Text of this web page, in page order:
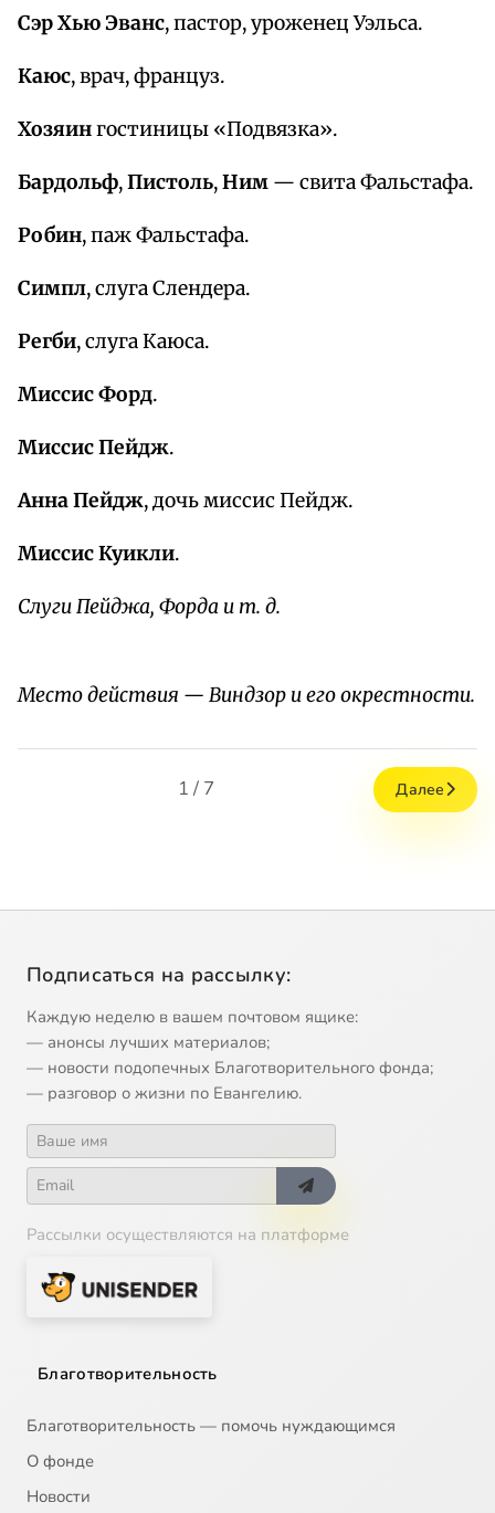
Сэр Хью Эванс, пастор, уроженец Уэльса.
Каюс, врач, француз.
Хозяингостиницы «Подвязка».
Бардольф,Пистоль,Ним — свита Фальстафа.
Робин, паж Фальстафа.
Симпл, слуга Слендера.
Регби, слуга Каюса.
Миссис Форд.
Миссис Пейдж.
Анна Пейдж, дочь миссис Пейдж.
Миссис Куикли.
Слуги Пейджа, Форда и т. д.
Место действия — Виндзор и его окрестности.
1 / 7 Далее
Подписаться на рассылку:
Каждую неделю в вашем почтовом ящике:
— анонсы лучших материалов;
— новости подопечных Благотворительного фонда;
— разговор о жизни по Евангелию.
Рассылки осуществляются на платформе
Благотворительность
Благотворительность — помочь нуждающимся
О фонде
Новости